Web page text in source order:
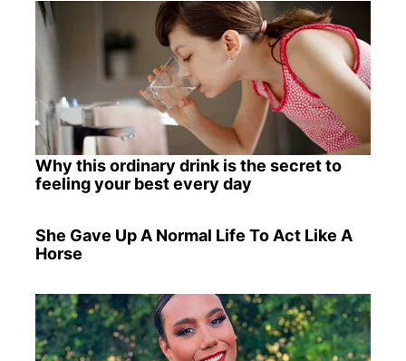
Why this ordinary drink is the secret to
feeling your best every day
She Gave Up A Normal Life To Act Like A
Horse